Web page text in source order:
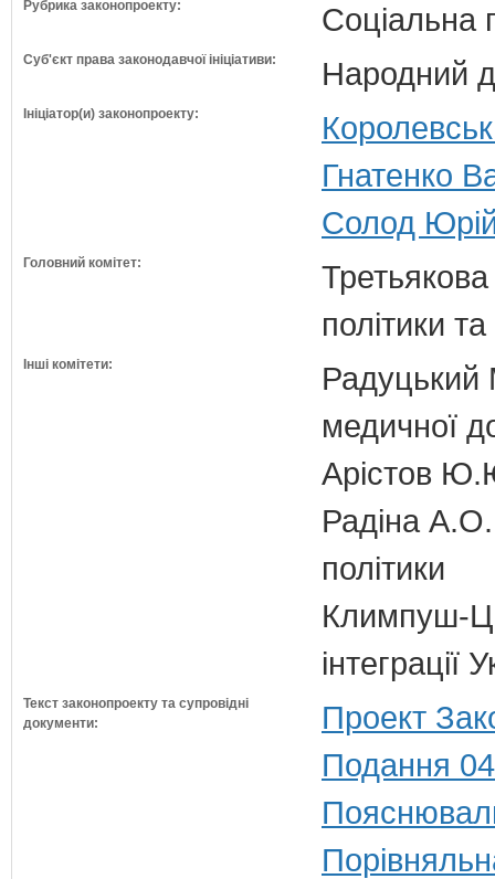
Рубрика законопроекту: Соціальна
Суб'єкт права законодавчої ініціативи: Народний
Ініціатор(и) законопроекту:
Гнатенко
Солод
Головний комітет:
політики
Інші комітети:
Радуцький
медичної
Арістов
Радіна А.О.
політики
Климпуш-
Текст законопроекту та супровідні
документи:
Проект
Подання